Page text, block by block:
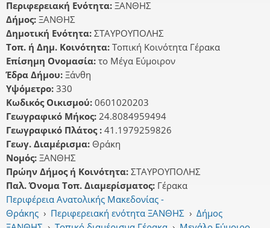
Περιφερειακή Ενότητα: ΞΑΝΘΗΣ
Δήμος: ΞΑΝΘΗΣ
Δημοτική Ενότητα: ΣΤΑΥΡΟΥΠΟΛΗΣ
Τοπ. ή Δημ. Κοινότητα: Τοπική Κοινότητα Γέρακα
Επίσημη Ονομασία: το Μέγα Εύμοιρον
Έδρα Δήμου: Ξάνθη
Υψόμετρο: 330
Κωδικός Οικισμού: 0601020203
Γεωγραφικό Μήκος: 24.8084959494
Γεωγραφικό Πλάτος : 41.1979259826
Γεωγ. Διαμέρισμα: Θράκη
Νομός: ΞΑΝΘΗΣ
Πρώην Δήμος ή Κοινότητα: ΣΤΑΥΡΟΥΠΟΛΗΣ
Παλ. Όνομα Τοπ. Διαμερίσματος: Γέρακα
Περιφέρεια Ανατολικής Μακεδονίας -
Θράκης › Περιφερειακή ενότητα ΞΑΝΘΗΣ › Δήμος